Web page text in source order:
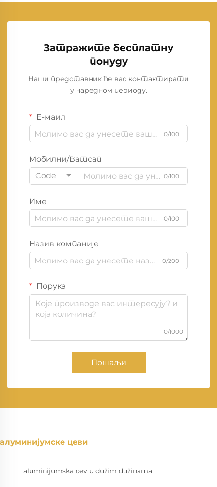
Затражите бесплатну
понуду
Наши представник ће вас контактирати
у наредном периоду.
Е-маил
0/100
Мобилни/Ватсап
Code
0/100
Име
0/100
Назив компаније
0/200
Порука
0/1000
Пошаљи
алуминијумске цеви
aluminijumska cev u dužim dužinama